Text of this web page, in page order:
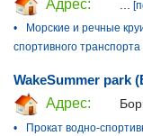
Адрес:
•
Морские и речные
спортивного транспорта
WakeSummer park
Адрес:
•
Прокат водно-